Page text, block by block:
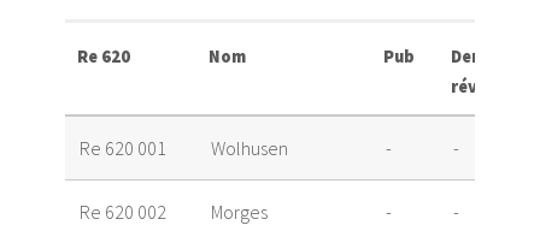
Re 620 Nom Pub
Dernière
révision
Re 620 001 Wolhusen - -
Re 620 002 Morges - -